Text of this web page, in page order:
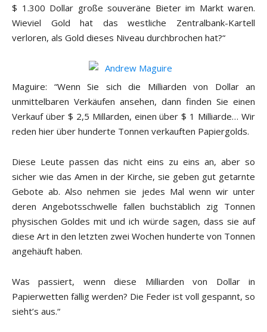
$ 1.300 Dollar große souveräne Bieter im Markt waren.
Wieviel Gold hat das westliche Zentralbank-Kartell
verloren, als Gold dieses Niveau durchbrochen hat?“
Maguire: “Wenn Sie sich die Milliarden von Dollar an
unmittelbaren Verkäufen ansehen, dann finden Sie einen
Verkauf über $ 2,5 Millarden, einen über $ 1 Milliarde… Wir
reden hier über hunderte Tonnen verkauften Papiergolds.
Diese Leute passen das nicht eins zu eins an, aber so
sicher wie das Amen in der Kirche, sie geben gut getarnte
Gebote ab. Also nehmen sie jedes Mal wenn wir unter
deren Angebotsschwelle fallen buchstäblich zig Tonnen
physischen Goldes mit und ich würde sagen, dass sie auf
diese Art in den letzten zwei Wochen hunderte von Tonnen
angehäuft haben.
Was passiert, wenn diese Milliarden von Dollar in
Papierwetten fällig werden? Die Feder ist voll gespannt, so
sieht’s aus.“